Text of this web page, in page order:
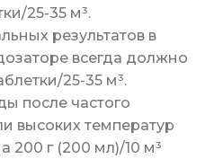
25-35 м³.
результатов в
всегда должно
25-35 м³.
после частого
высоких температур
200 г (200 мл)/10 м³